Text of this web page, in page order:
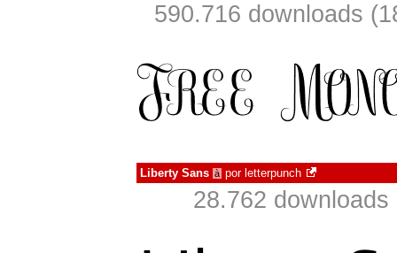
590.716 downloads
Liberty Sans à por letterpunch
28.762 downloads